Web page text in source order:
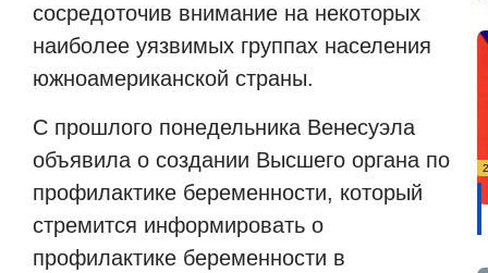
сосредоточив внимание на некоторых
наиболее уязвимых группах населения
южноамериканской страны.
С прошлого понедельника Венесуэла
объявила о создании Высшего органа по
профилактике беременности, который
стремится информировать о
профилактике беременности в